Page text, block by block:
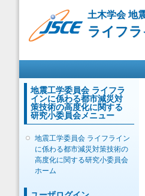
土木学会 地
ライフ
地震工学委員会 ライフラ
インに係わる都市減災対
策技術の高度化に関する
研究小委員会メニュー
地震工学委員会 ライフライン
に係わる都市減災対策技術の
高度化に関する研究小委員会
ホーム